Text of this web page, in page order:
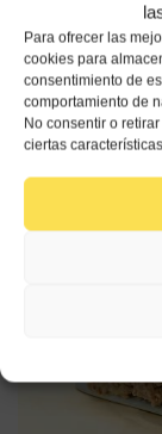
Para ofrecer las
cookies para
consentimiento de
comportamiento de
No consentir o
ciertas